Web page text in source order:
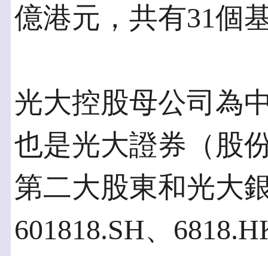
億港元，共有31個
光大控股母公司為
也是光大證券（股
第二大股東和光大
601818.SH、